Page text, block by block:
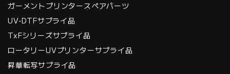
ガーメントプリンタースペアパーツ
UV-DTFサプライ品
TxFシリーズサプライ品
ロータリーUVプリンターサプライ品
昇華転写サプライ品